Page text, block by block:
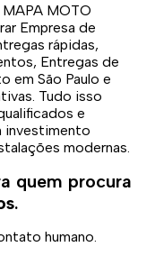
MOTO
Empresa de
rápidas,
Entregas de
em São Paulo e
Tudo isso
e
investimento
modernas.
quem procura
.
humano.